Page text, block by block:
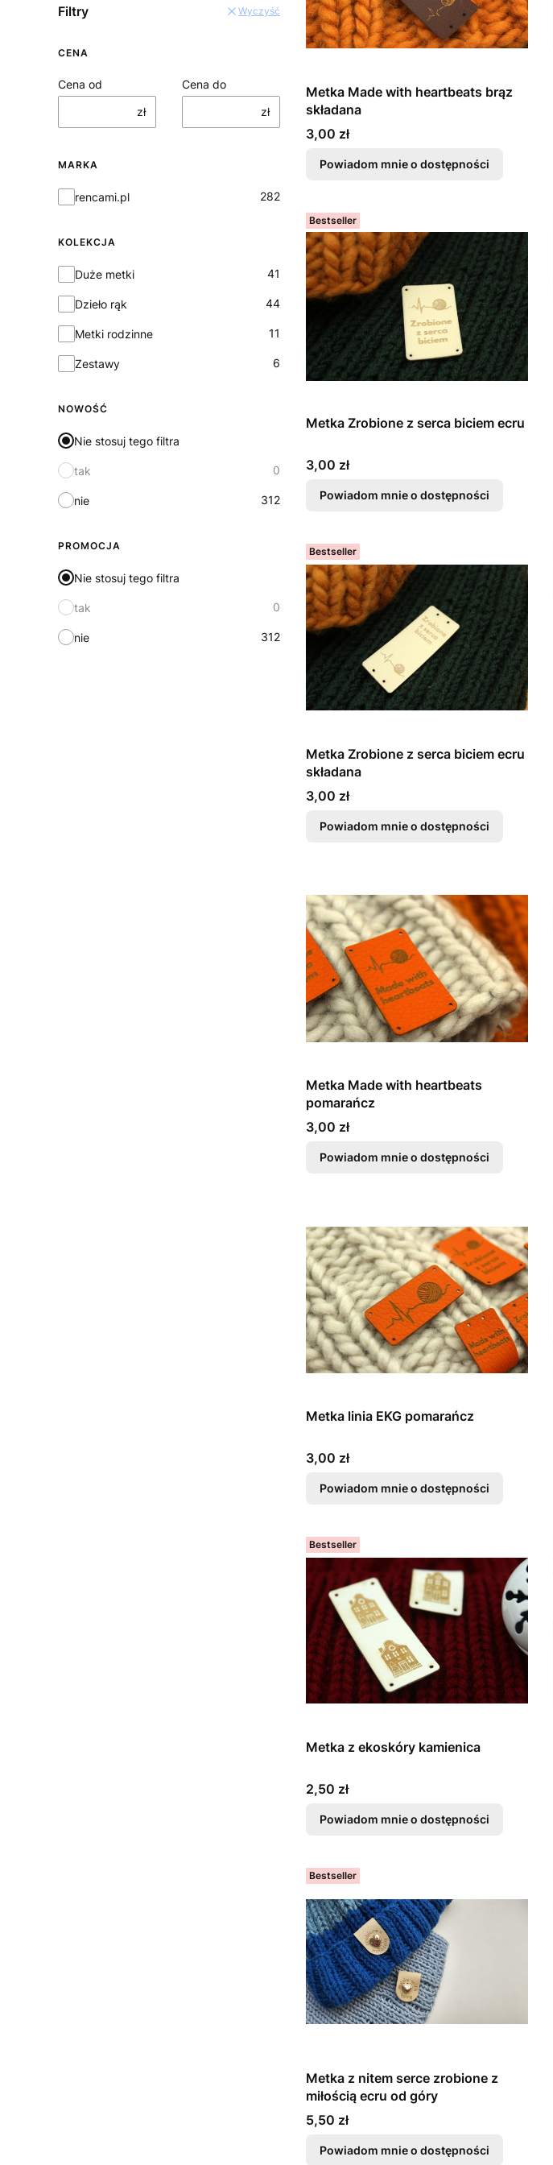
Filtry
Wyczyść
CENA
Cena od
zł
Cena do
zł
MARKA
Markarencami.pl 282
KOLEKCJA
Kolekcja
Duże metki 41
Dzieło rąk 44
Metki rodzinne 11
Zestawy 6
NOWOŚĆ
Nie stosuj tego filtra
tak 0
nie 312
PROMOCJA
Nie stosuj tego filtra
tak 0
nie 312
Metka Made with heartbeats brąz
składana
Cena
3,00 zł
Powiadom mnie o dostępności
Bestseller
Metka Zrobione z serca biciem ecru
Cena
3,00 zł
Powiadom mnie o dostępności
Bestseller
Metka Zrobione z serca biciem ecru
składana
Cena
3,00 zł
Powiadom mnie o dostępności
Metka Made with heartbeats
pomarańcz
Cena
3,00 zł
Powiadom mnie o dostępności
Metka linia EKG pomarańcz
Cena
3,00 zł
Powiadom mnie o dostępności
Bestseller
Metka z ekoskóry kamienica
Cena
2,50 zł
Powiadom mnie o dostępności
Bestseller
Metka z nitem serce zrobione z
miłością ecru od góry
Cena
5,50 zł
Powiadom mnie o dostępności